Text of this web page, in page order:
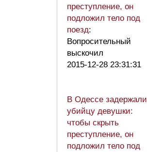
преступление, он
подложил тело под
поезд:
Вопросительный
выскочил
2015-12-28 23:31:31
В Одессе задержали
убийцу девушки:
чтобы скрыть
преступление, он
подложил тело под